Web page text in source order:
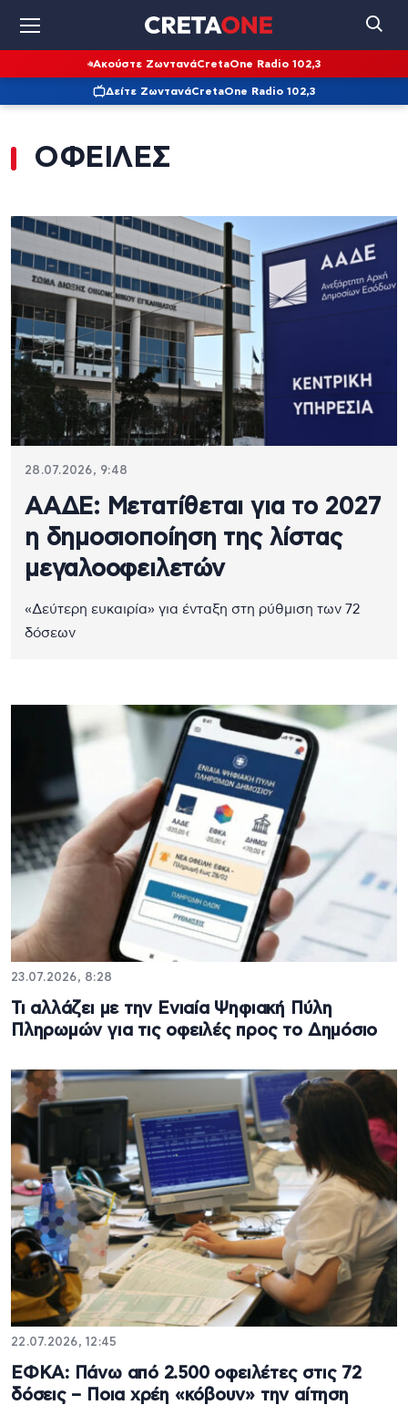
Ακούστε ΖωντανάCretaOne Radio 102,3
Δείτε ΖωντανάCretaOne Radio 102,3
ΟΦΕΙΛΕΣ
28.07.2026, 9:48
ΑΑΔΕ: Μετατίθεται για το 2027
η δημοσιοποίηση της λίστας
μεγαλοοφειλετών
«Δεύτερη ευκαιρία» για ένταξη στη ρύθμιση των 72
δόσεων
23.07.2026, 8:28
Τι αλλάζει με την Ενιαία Ψηφιακή Πύλη
Πληρωμών για τις οφειλές προς το Δημόσιο
22.07.2026, 12:45
ΕΦΚΑ: Πάνω από 2.500 οφειλέτες στις 72
δόσεις – Ποια χρέη «κόβουν» την αίτηση